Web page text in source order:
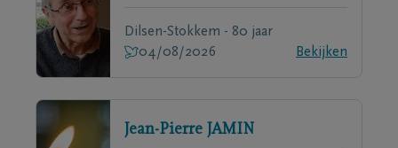
Dilsen-Stokkem - 80 jaar
04/08/2026
Bekijken
Jean-Pierre JAMIN